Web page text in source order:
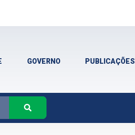
GOVERNO PUBLICAÇÕES